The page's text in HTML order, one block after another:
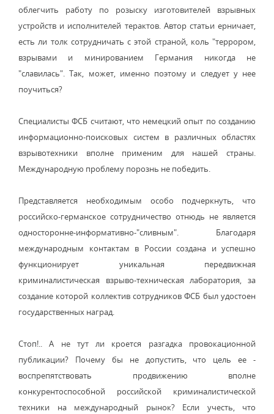
облегчить работу по розыску изготовителей взрывных
устройств и исполнителей терактов. Автор статьи ерничает,
есть ли толк сотрудничать с этой страной, коль "террором,
взрывами и минированием Германия никогда не
"славилась". Так, может, именно поэтому и следует у нее
поучиться?
Специалисты ФСБ считают, что немецкий опыт по созданию
информационно-поисковых систем в различных областях
взрывотехники вполне применим для нашей страны.
Международную проблему порознь не победить.
Представляется необходимым особо подчеркнуть, что
российско-германское сотрудничество отнюдь не является
односторонне-информативно-"сливным". Благодаря
международным контактам в России создана и успешно
функционирует уникальная передвижная
криминалистическая взрыво-техническая лаборатория, за
создание которой коллектив сотрудников ФСБ был удостоен
государственных наград.
Стоп!.. А не тут ли кроется разгадка провокационной
публикации? Почему бы не допустить, что цель ее -
воспрепятствовать продвижению вполне
конкурентоспособной российской криминалистической
техники на международный рынок? Если учесть, что